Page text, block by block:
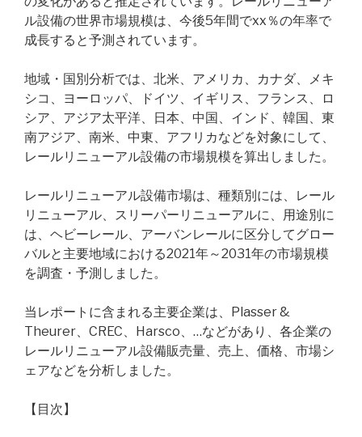
ル設備の世界市場規模は、今後5年間でxx％の年率で
成長すると予測されています。
地域・国別分析では、北米、アメリカ、カナダ、メキ
シコ、ヨーロッパ、ドイツ、イギリス、フランス、ロ
シア、アジア太平洋、日本、中国、インド、韓国、東
南アジア、南米、中東、アフリカなどを対象にして、
レールリニューアル設備の市場規模を算出しました。
レールリニューアル設備市場は、種類別には、レール
リニューアル、スリーパーリニューアルに、用途別に
は、ヘビーレール、アーバンレールに区分してグロー
バルと主要地域における2021年～2031年の市場規模
を調査・予測しました。
当レポートに含まれる主要企業は、Plasser &
Theurer、CREC、Harsco、…などがあり、各企業の
レールリニューアル設備販売量、売上、価格、市場シ
ェアなどを分析しました。
【目次】